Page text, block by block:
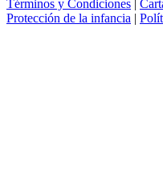
Términos y Condiciones |
Protección de la infancia |